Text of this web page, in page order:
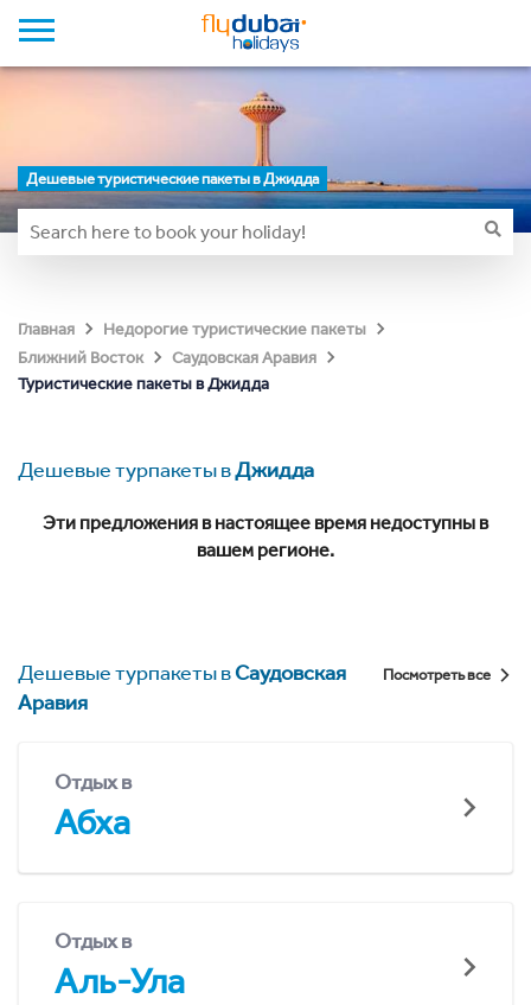
Дешевые туристические пакеты в Джидда
Главная
Недорогие туристические пакеты
Ближний Восток
Саудовская Аравия
Туристические пакеты в Джидда
Дешевые турпакеты вДжидда
Эти предложения в настоящее время недоступны в
вашем регионе.
Дешевые турпакеты вСаудовская
Аравия
Посмотреть все
Отдых в
Абха
Отдых в
Аль-Ула